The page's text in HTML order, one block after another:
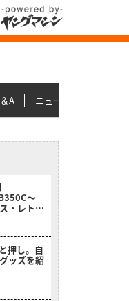
A ニュース＆トピックス
〜
・レト
押し。自
ッズを紹